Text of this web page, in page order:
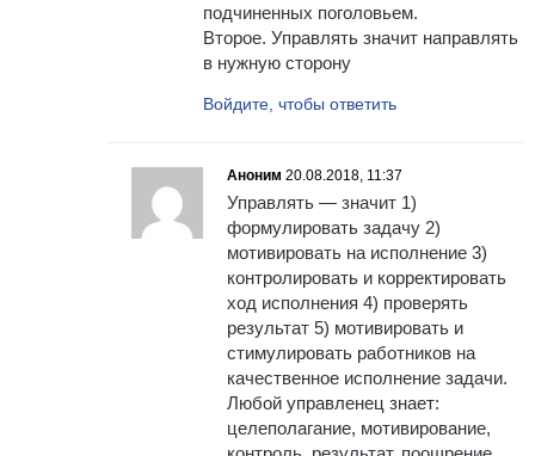
подчиненных поголовьем.
Второе. Управлять значит направлять
в нужную сторону
Войдите, чтобы ответить
Аноним 20.08.2018, 11:37
Управлять — значит 1)
формулировать задачу 2)
мотивировать на исполнение 3)
контролировать и корректировать
ход исполнения 4) проверять
результат 5) мотивировать и
стимулировать работников на
качественное исполнение задачи.
Любой управленец знает:
целеполагание, мотивирование,